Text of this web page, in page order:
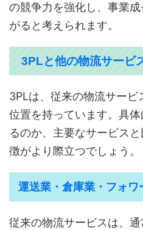
の競争力を強化し、事業
がると考えられます。
3PLと他の物流サービ
3PLは、従来の物流サービ
位置を持っています。具
るのか、主要なサービス
徴がより際立つでしょう。
運送業・倉庫業・フォ
従来の物流サービスは、通